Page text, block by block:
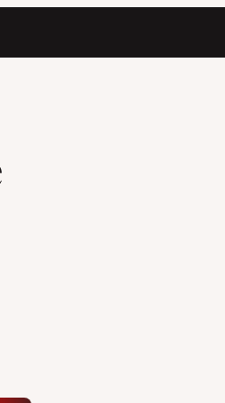
PageSpeed